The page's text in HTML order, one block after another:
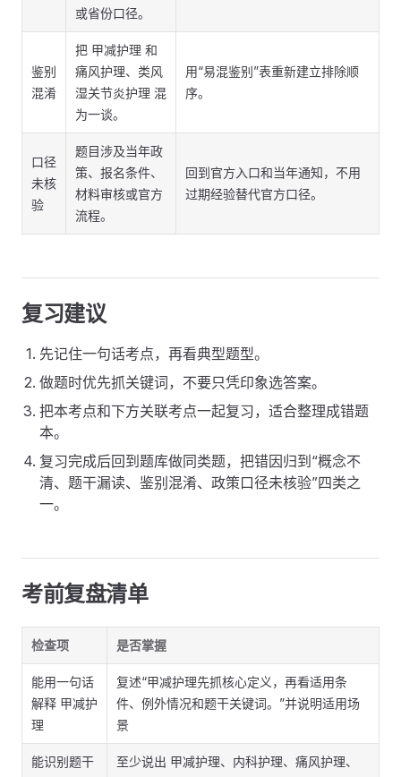
或省份口径。
鉴别
混淆
把 甲减护理 和
痛风护理、类风
湿关节炎护理 混
为一谈。
用“易混鉴别”表重新建立排除顺
序。
口径
未核
验
题目涉及当年政
策、报名条件、
材料审核或官方
流程。
回到官方入口和当年通知，不用
过期经验替代官方口径。
复习建议
先记住一句话考点，再看典型题型。
做题时优先抓关键词，不要只凭印象选答案。
把本考点和下方关联考点一起复习，适合整理成错题
本。
复习完成后回到题库做同类题，把错因归到“概念不
清、题干漏读、鉴别混淆、政策口径未核验”四类之
一。
考前复盘清单
检查项 是否掌握
能用一句话
解释 甲减护
理
复述“甲减护理先抓核心定义，再看适用条
件、例外情况和题干关键词。”并说明适用场
景
能识别题干
至少说出 甲减护理、内科护理、痛风护理、